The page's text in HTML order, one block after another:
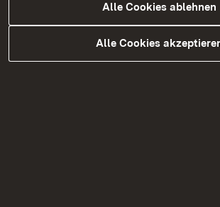
Alle Cookies ablehnen
Alle Cookies